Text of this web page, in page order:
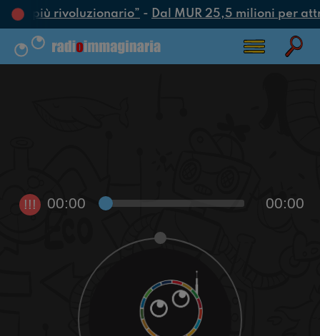
più rivoluzionario”- Dal MUR 25,5 milioni per
!!! 00:00 00:00